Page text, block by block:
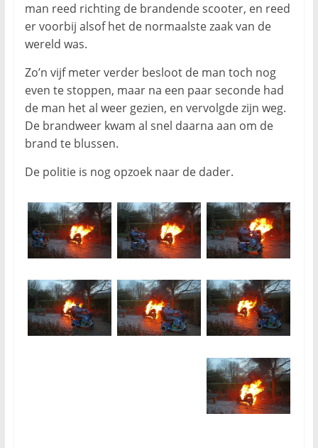
man reed richting de brandende scooter, en reed
er voorbij alsof het de normaalste zaak van de
wereld was.
Zo’n vijf meter verder besloot de man toch nog
even te stoppen, maar na een paar seconde had
de man het al weer gezien, en vervolgde zijn weg.
De brandweer kwam al snel daarna aan om de
brand te blussen.
De politie is nog opzoek naar de dader.